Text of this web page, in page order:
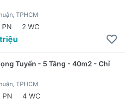
TPHCM
PN 2 WC
Tuyển - 5 Tầng - 40m2 - Chỉ
TPHCM
PN 4 WC